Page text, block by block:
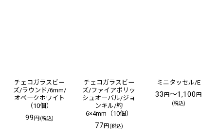
チェコガラスビー
ズ/ラウンド/6mm/
オペークホワイト
（10個）
99円(税込)
チェコガラスビー
ズ/ファイアポリッ
シュオーバル/ジョ
ンキル/約
6×4mm（10個）
77円(税込)
ミニタッセル/E
33円～1,100円
(税込)